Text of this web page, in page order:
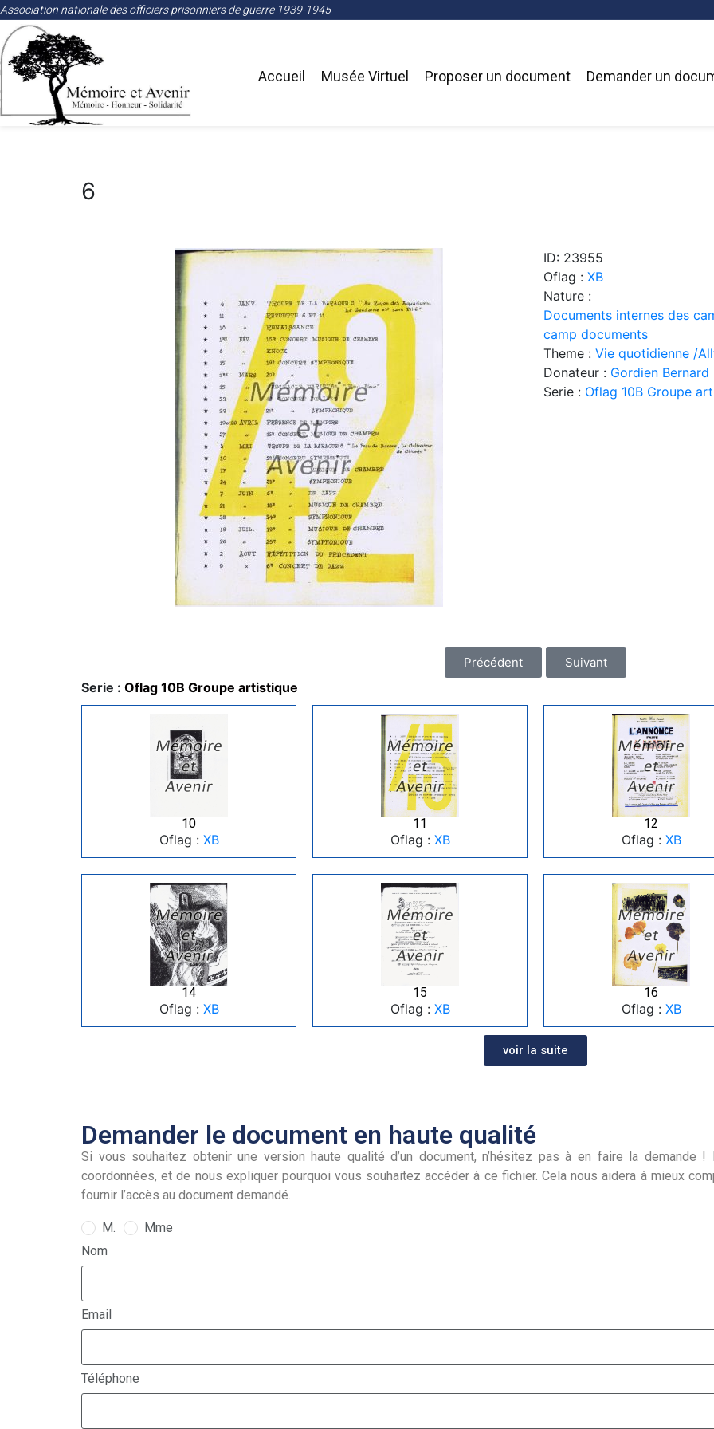
Association nationale des officiers prisonniers de guerre 1939-1945
Accueil Musée Virtuel Proposer un document Demander un
6
ID: 23955
Oflag : XB
Nature :
Documents internes des
camp documents
Theme : Vie quotidienne /
Donateur : Gordien Bernard
Serie : Oflag 10B Groupe
Précédent Suivant
Serie : Oflag 10B Groupe artistique
10
Oflag : XB
11
Oflag : XB
12
Oflag : XB
14
Oflag : XB
15
Oflag : XB
16
Oflag : XB
voir la suite
Demander le document en haute qualité
Si vous souhaitez obtenir une version haute qualité d’un document, n’hésitez pas à en faire la
coordonnées, et de nous expliquer pourquoi vous souhaitez accéder à ce fichier. Cela nous aidera à mieux
fournir l’accès au document demandé.
M.
Mme
Nom
Email
Téléphone